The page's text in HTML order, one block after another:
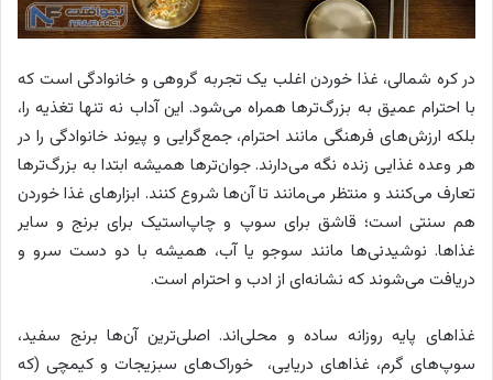
در کره شمالی، غذا خوردن اغلب یک تجربه گروهی و خانوادگی است که
با احترام عمیق به بزرگ‌ترها همراه می‌شود. این آداب نه تنها تغذیه را،
بلکه ارزش‌های فرهنگی مانند احترام، جمع‌گرایی و پیوند خانوادگی را در
هر وعده غذایی زنده نگه می‌دارند. جوان‌ترها همیشه ابتدا به بزرگ‌ترها
تعارف می‌کنند و منتظر می‌مانند تا آن‌ها شروع کنند. ابزارهای غذا خوردن
هم سنتی است؛ قاشق برای سوپ و چاپ‌استیک برای برنج و سایر
غذاها. نوشیدنی‌ها مانند سوجو یا آب، همیشه با دو دست سرو و
دریافت می‌شوند که نشانه‌ای از ادب و احترام است.
غذاهای پایه روزانه ساده و محلی‌اند. اصلی‌ترین آن‌ها برنج سفید،
سوپ‌های گرم، غذاهای دریایی، خوراک‌های سبزیجات و کیمچی (که